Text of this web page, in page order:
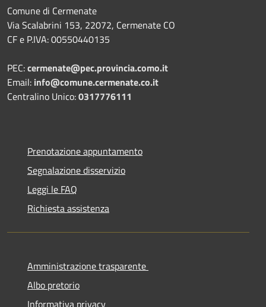
Comune di Cermenate
Via Scalabrini 153, 22072, Cermenate CO
CF e P.IVA: 00550440135
PEC:cermenate@pec.provincia.como.it
Email: info@comune.cermenate.co.it
Centralino Unico:0317776111
Prenotazione appuntamento
Segnalazione disservizio
Leggi le FAQ
Richiesta assistenza
Amministrazione trasparente
Albo pretorio
Informativa privacy